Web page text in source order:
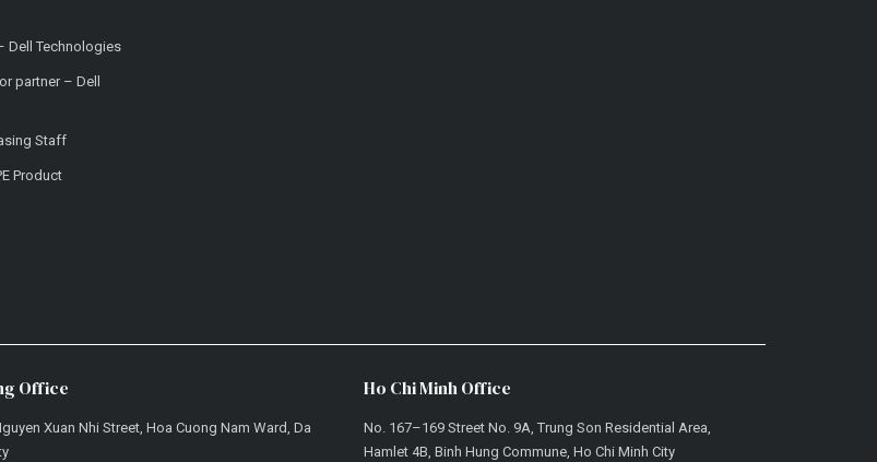
Dell Technologies
partner – Dell
Staff
Product
Office
Xuan Nhi Street, Hoa Cuong Nam Ward, Da
Ho Chi Minh Office
No. 167–169 Street No. 9A, Trung Son Residential Area,
Hamlet 4B, Binh Hung Commune, Ho Chi Minh City